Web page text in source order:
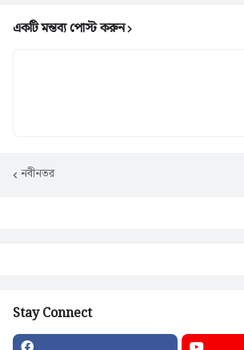
একটি মন্তব্য পোস্ট করুন
নবীনতর
Stay Connect